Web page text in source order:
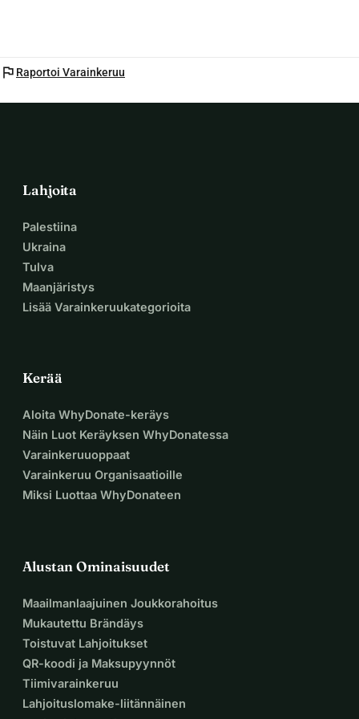
flag Raportoi Varainkeruu
Lahjoita
Palestiina
Ukraina
Tulva
Maanjäristys
Lisää Varainkeruukategorioita
Kerää
Aloita WhyDonate-keräys
Näin Luot Keräyksen WhyDonatessa
Varainkeruuoppaat
Varainkeruu Organisaatioille
Miksi Luottaa WhyDonateen
Alustan Ominaisuudet
Maailmanlaajuinen Joukkorahoitus
Mukautettu Brändäys
Toistuvat Lahjoitukset
QR-koodi ja Maksupyynnöt
Tiimivarainkeruu
Lahjoituslomake-liitännäinen